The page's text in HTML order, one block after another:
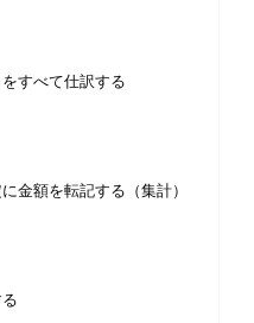
すべて仕訳する
金額を転記する（集計）